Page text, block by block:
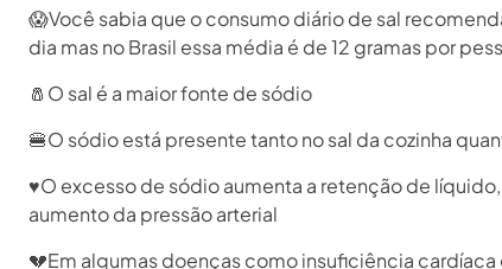
😱Você sabia que o consumo diário de sal
dia mas no Brasil essa média é de 12 gramas por
🧂O sal é a maior fonte de sódio
🍔O sódio está presente tanto no sal da cozinha
♥O excesso de sódio aumenta a retenção de
aumento da pressão arterial
💔Em algumas doenças como insuficiência